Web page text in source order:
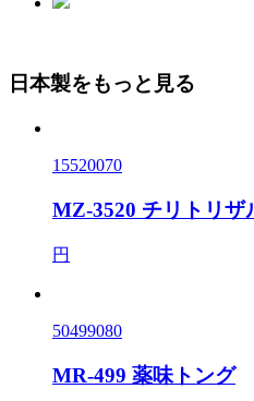
日本製をもっと見る
15520070
MZ-3520 チリトリザ
円
50499080
MR-499 薬味トング